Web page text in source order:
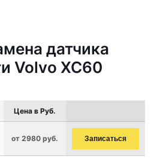
датчика
Volvo XC60
Цена в Руб.
от 2980 руб. Записаться